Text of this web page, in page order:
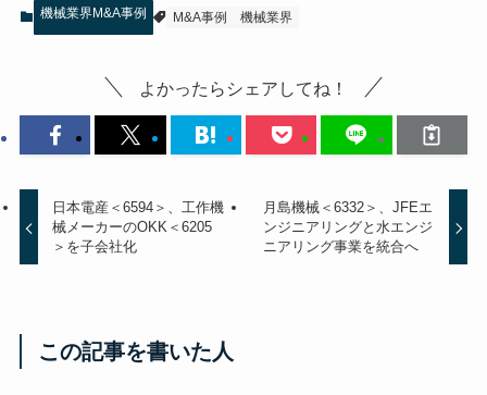
機械業界M&A事例 M&A事例 機械業界
よかったらシェアしてね！
日本電産＜6594＞、工作機
械メーカーのOKK＜6205
＞を子会社化
月島機械＜6332＞、JFEエ
ンジニアリングと水エンジ
ニアリング事業を統合へ
この記事を書いた人